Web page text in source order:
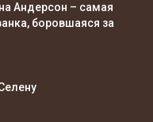
Андерсон – самая
боровшаяся за